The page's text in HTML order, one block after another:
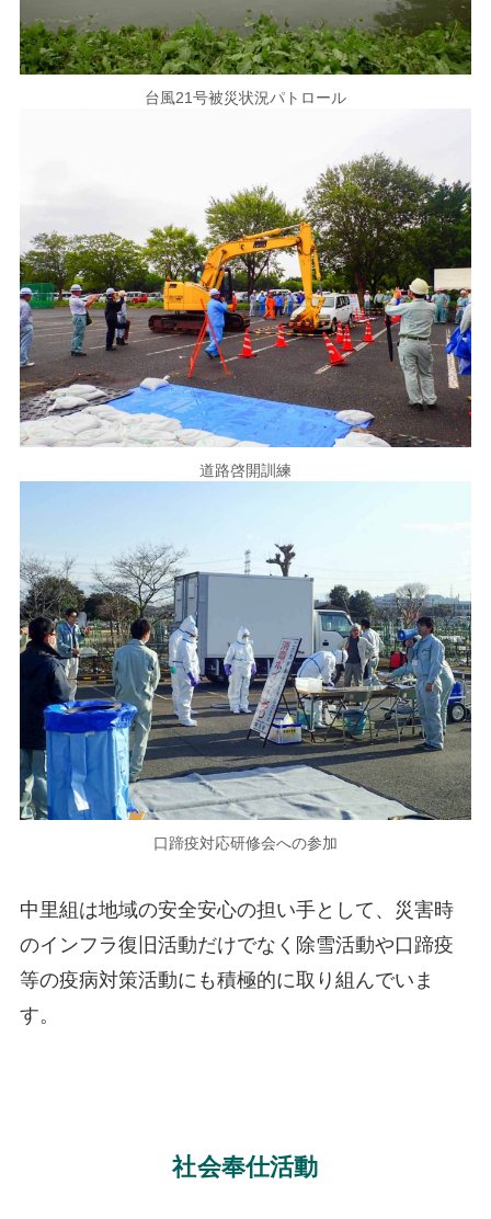
台風21号被災状況パトロール
道路啓開訓練
口蹄疫対応研修会への参加
中里組は地域の安全安心の担い手として、災害時
のインフラ復旧活動だけでなく除雪活動や口蹄疫
等の疫病対策活動にも積極的に取り組んでいま
す。
社会奉仕活動